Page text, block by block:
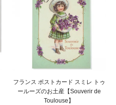
フランス ポストカード スミレ トゥ
ールーズのお土産【Souverir de
Toulouse】